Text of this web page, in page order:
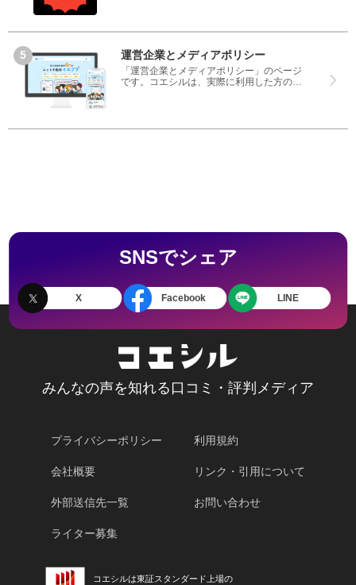
てください。
運営企業とメディアポリシー
「運営企業とメディアポリシー」のページ
です。コエシルは、実際に利用した方の口
なく、悪い口コミもしっかり掲載している
SNSでシェア
X Facebook LINE
みんなの声を知れる口コミ・評判メディア
プライバシーポリシー 利用規約
会社概要 リンク・引用について
外部送信先一覧 お問い合わせ
ライター募集
コエシルは東証スタンダード上場の